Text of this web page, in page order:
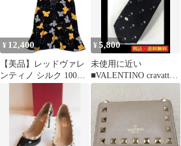
¥ 12,400
【美品】レッドヴァレ
ンティノ シルク 100%
バタフライ ワンピース
¥5,800
未使用に近い
■VALENTINO cravatte■
ヴァレンティノ■シルク